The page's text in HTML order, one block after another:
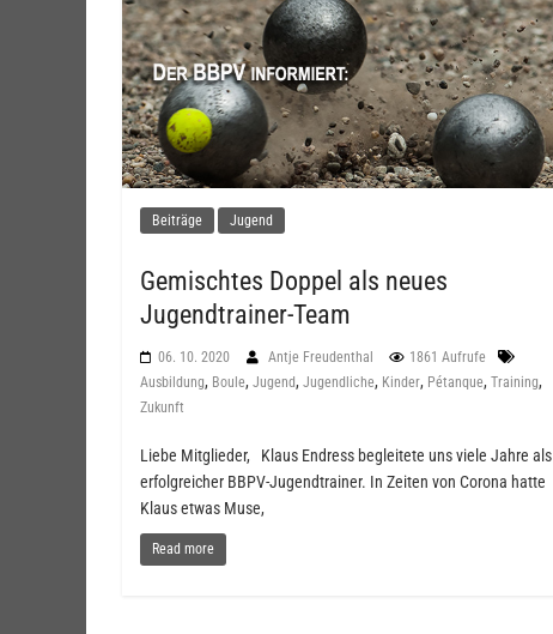
Beiträge Jugend
Gemischtes Doppel als neues
Jugendtrainer-Team
06. 10. 2020 Antje Freudenthal
1861 Aufrufe
Ausbildung, Boule, Jugend, Jugendliche, Kinder, Pétanque, Training,
Zukunft
Liebe Mitglieder, Klaus Endress begleitete uns viele Jahre als
erfolgreicher BBPV-Jugendtrainer. In Zeiten von Corona hatte
Klaus etwas Muse,
Read more